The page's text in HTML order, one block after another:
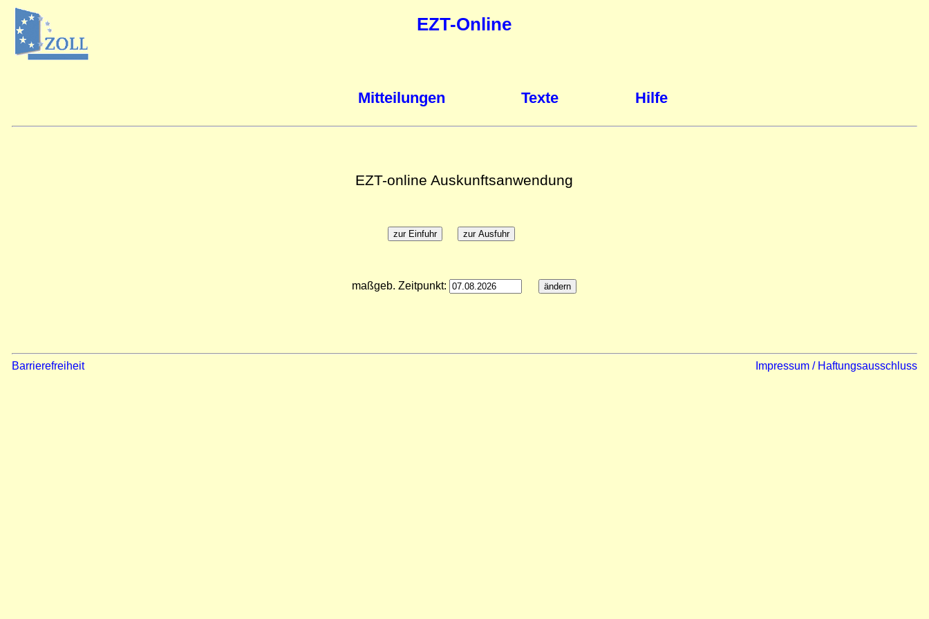
EZT-Online
Mitteilungen Texte Hilfe
EZT-online Auskunftsanwendung
maßgeb. Zeitpunkt:
Barrierefreiheit Impressum / Haftungsausschluss